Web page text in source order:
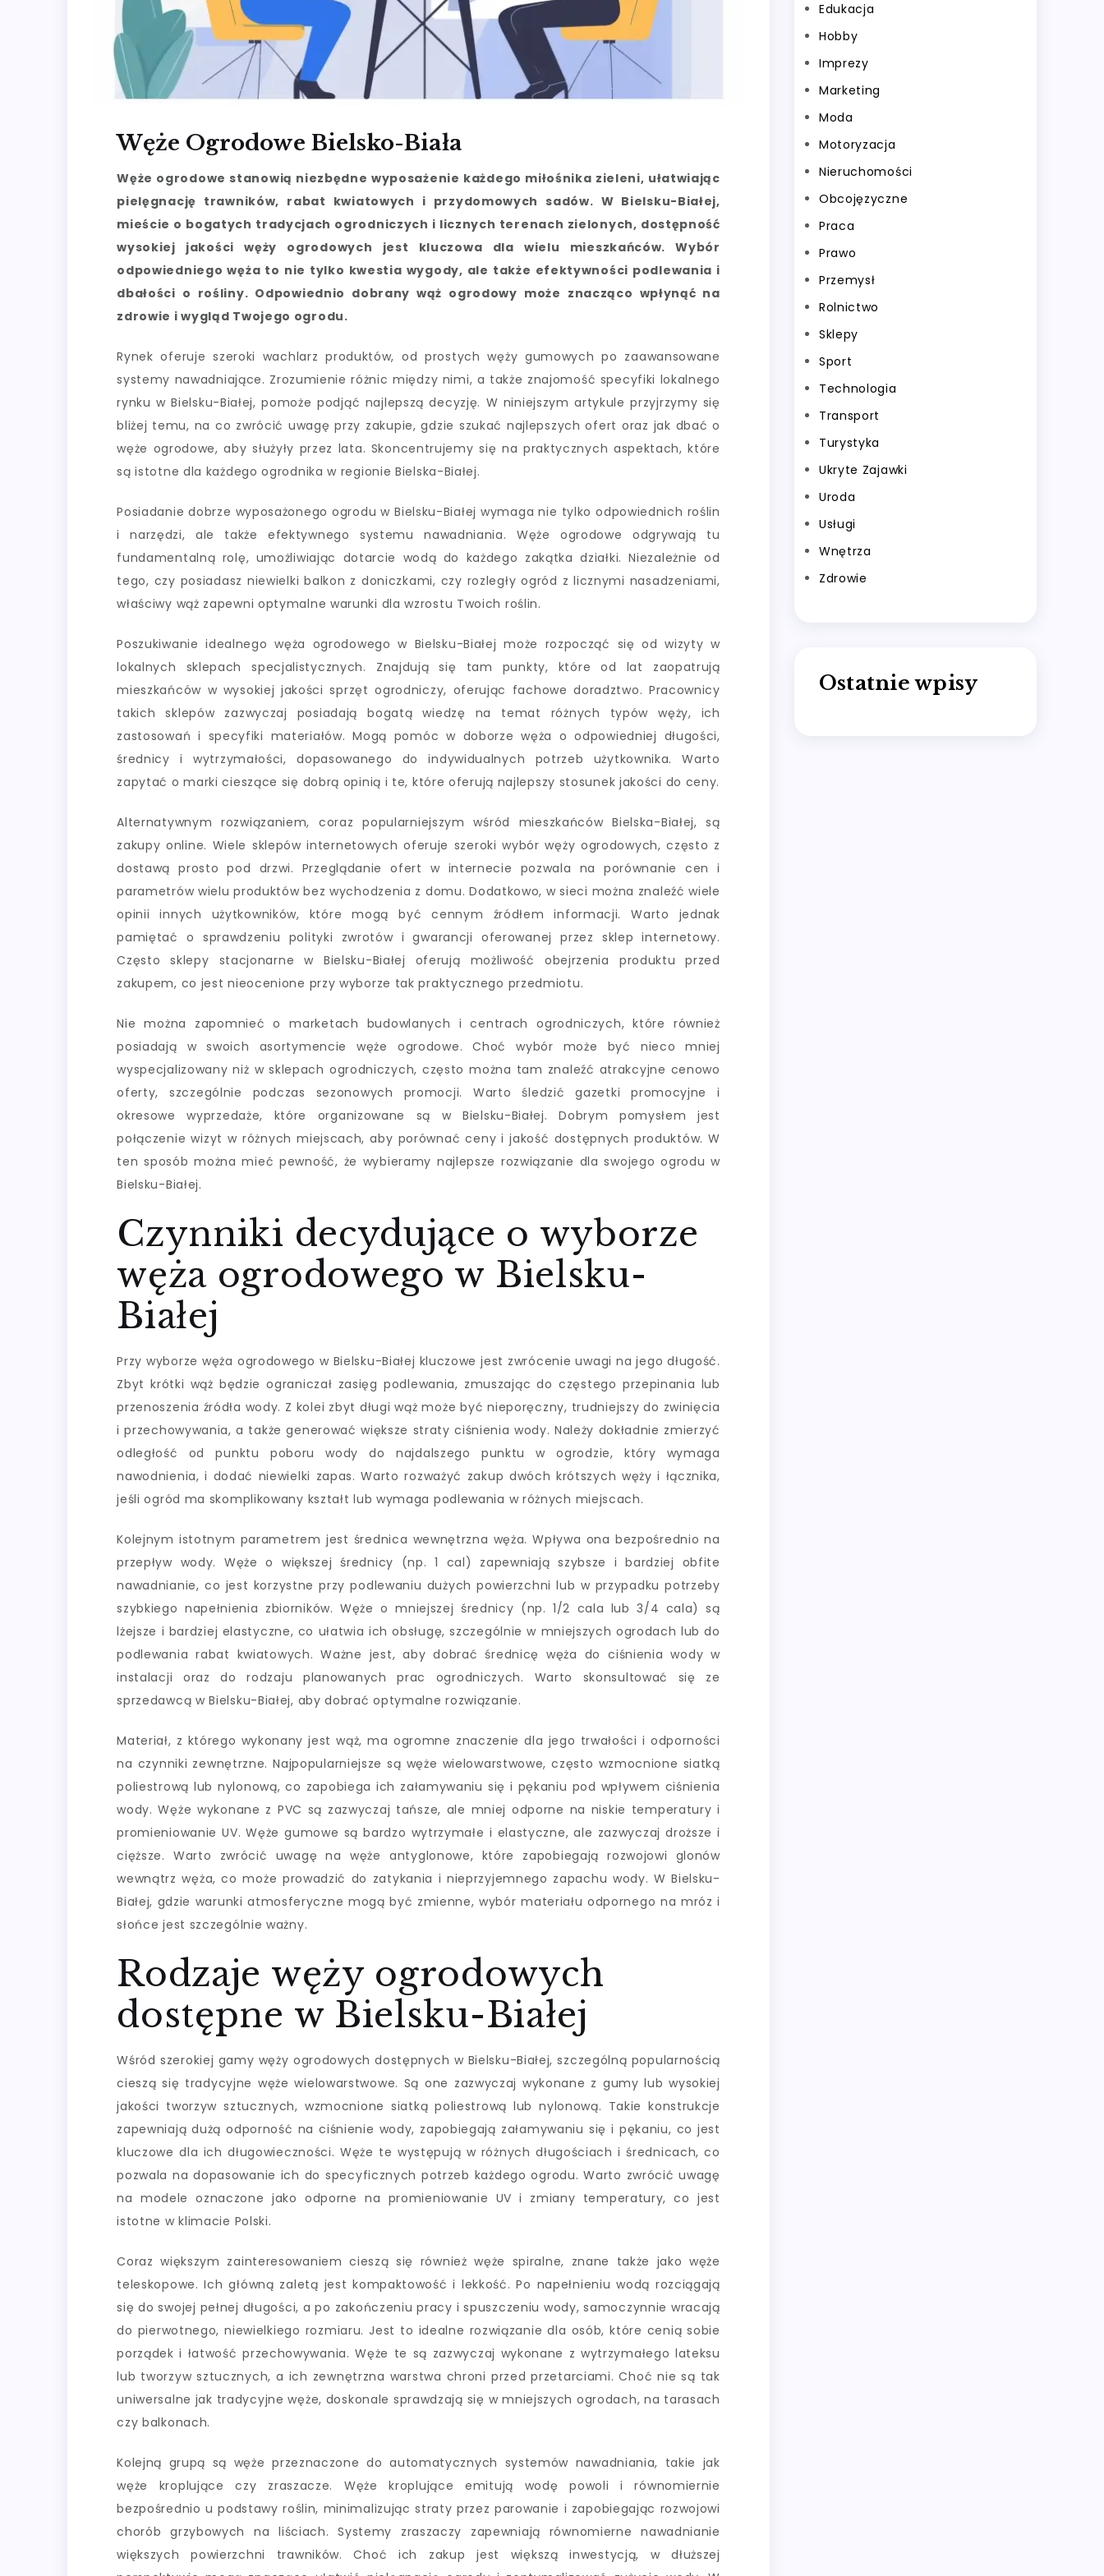
Węże Ogrodowe Bielsko-Biała
Węże ogrodowe stanowią niezbędne wyposażenie każdego miłośnika zieleni, ułatwiając
pielęgnację trawników, rabat kwiatowych i przydomowych sadów. W Bielsku-Białej,
mieście o bogatych tradycjach ogrodniczych i licznych terenach zielonych, dostępność
wysokiej jakości węży ogrodowych jest kluczowa dla wielu mieszkańców. Wybór
odpowiedniego węża to nie tylko kwestia wygody, ale także efektywności podlewania i
dbałości o rośliny. Odpowiednio dobrany wąż ogrodowy może znacząco wpłynąć na
zdrowie i wygląd Twojego ogrodu.
Rynek oferuje szeroki wachlarz produktów, od prostych węży gumowych po zaawansowane
systemy nawadniające. Zrozumienie różnic między nimi, a także znajomość specyfiki lokalnego
rynku w Bielsku-Białej, pomoże podjąć najlepszą decyzję. W niniejszym artykule przyjrzymy się
bliżej temu, na co zwrócić uwagę przy zakupie, gdzie szukać najlepszych ofert oraz jak dbać o
węże ogrodowe, aby służyły przez lata. Skoncentrujemy się na praktycznych aspektach, które
są istotne dla każdego ogrodnika w regionie Bielska-Białej.
Posiadanie dobrze wyposażonego ogrodu w Bielsku-Białej wymaga nie tylko odpowiednich roślin
i narzędzi, ale także efektywnego systemu nawadniania. Węże ogrodowe odgrywają tu
fundamentalną rolę, umożliwiając dotarcie wodą do każdego zakątka działki. Niezależnie od
tego, czy posiadasz niewielki balkon z doniczkami, czy rozległy ogród z licznymi nasadzeniami,
właściwy wąż zapewni optymalne warunki dla wzrostu Twoich roślin.
Poszukiwanie idealnego węża ogrodowego w Bielsku-Białej może rozpocząć się od wizyty w
lokalnych sklepach specjalistycznych. Znajdują się tam punkty, które od lat zaopatrują
mieszkańców w wysokiej jakości sprzęt ogrodniczy, oferując fachowe doradztwo. Pracownicy
takich sklepów zazwyczaj posiadają bogatą wiedzę na temat różnych typów węży, ich
zastosowań i specyfiki materiałów. Mogą pomóc w doborze węża o odpowiedniej długości,
średnicy i wytrzymałości, dopasowanego do indywidualnych potrzeb użytkownika. Warto
zapytać o marki cieszące się dobrą opinią i te, które oferują najlepszy stosunek jakości do ceny.
Alternatywnym rozwiązaniem, coraz popularniejszym wśród mieszkańców Bielska-Białej, są
zakupy online. Wiele sklepów internetowych oferuje szeroki wybór węży ogrodowych, często z
dostawą prosto pod drzwi. Przeglądanie ofert w internecie pozwala na porównanie cen i
parametrów wielu produktów bez wychodzenia z domu. Dodatkowo, w sieci można znaleźć wiele
opinii innych użytkowników, które mogą być cennym źródłem informacji. Warto jednak
pamiętać o sprawdzeniu polityki zwrotów i gwarancji oferowanej przez sklep internetowy.
Często sklepy stacjonarne w Bielsku-Białej oferują możliwość obejrzenia produktu przed
zakupem, co jest nieocenione przy wyborze tak praktycznego przedmiotu.
Nie można zapomnieć o marketach budowlanych i centrach ogrodniczych, które również
posiadają w swoich asortymencie węże ogrodowe. Choć wybór może być nieco mniej
wyspecjalizowany niż w sklepach ogrodniczych, często można tam znaleźć atrakcyjne cenowo
oferty, szczególnie podczas sezonowych promocji. Warto śledzić gazetki promocyjne i
okresowe wyprzedaże, które organizowane są w Bielsku-Białej. Dobrym pomysłem jest
połączenie wizyt w różnych miejscach, aby porównać ceny i jakość dostępnych produktów. W
ten sposób można mieć pewność, że wybieramy najlepsze rozwiązanie dla swojego ogrodu w
Bielsku-Białej.
Czynniki decydujące o wyborze
węża ogrodowego w Bielsku-
Białej
Przy wyborze węża ogrodowego w Bielsku-Białej kluczowe jest zwrócenie uwagi na jego długość.
Zbyt krótki wąż będzie ograniczał zasięg podlewania, zmuszając do częstego przepinania lub
przenoszenia źródła wody. Z kolei zbyt długi wąż może być nieporęczny, trudniejszy do zwinięcia
i przechowywania, a także generować większe straty ciśnienia wody. Należy dokładnie zmierzyć
odległość od punktu poboru wody do najdalszego punktu w ogrodzie, który wymaga
nawodnienia, i dodać niewielki zapas. Warto rozważyć zakup dwóch krótszych węży i łącznika,
jeśli ogród ma skomplikowany kształt lub wymaga podlewania w różnych miejscach.
Kolejnym istotnym parametrem jest średnica wewnętrzna węża. Wpływa ona bezpośrednio na
przepływ wody. Węże o większej średnicy (np. 1 cal) zapewniają szybsze i bardziej obfite
nawadnianie, co jest korzystne przy podlewaniu dużych powierzchni lub w przypadku potrzeby
szybkiego napełnienia zbiorników. Węże o mniejszej średnicy (np. 1/2 cala lub 3/4 cala) są
lżejsze i bardziej elastyczne, co ułatwia ich obsługę, szczególnie w mniejszych ogrodach lub do
podlewania rabat kwiatowych. Ważne jest, aby dobrać średnicę węża do ciśnienia wody w
instalacji oraz do rodzaju planowanych prac ogrodniczych. Warto skonsultować się ze
sprzedawcą w Bielsku-Białej, aby dobrać optymalne rozwiązanie.
Materiał, z którego wykonany jest wąż, ma ogromne znaczenie dla jego trwałości i odporności
na czynniki zewnętrzne. Najpopularniejsze są węże wielowarstwowe, często wzmocnione siatką
poliestrową lub nylonową, co zapobiega ich załamywaniu się i pękaniu pod wpływem ciśnienia
wody. Węże wykonane z PVC są zazwyczaj tańsze, ale mniej odporne na niskie temperatury i
promieniowanie UV. Węże gumowe są bardzo wytrzymałe i elastyczne, ale zazwyczaj droższe i
cięższe. Warto zwrócić uwagę na węże antyglonowe, które zapobiegają rozwojowi glonów
wewnątrz węża, co może prowadzić do zatykania i nieprzyjemnego zapachu wody. W Bielsku-
Białej, gdzie warunki atmosferyczne mogą być zmienne, wybór materiału odpornego na mróz i
słońce jest szczególnie ważny.
Rodzaje węży ogrodowych
dostępne w Bielsku-Białej
Wśród szerokiej gamy węży ogrodowych dostępnych w Bielsku-Białej, szczególną popularnością
cieszą się tradycyjne węże wielowarstwowe. Są one zazwyczaj wykonane z gumy lub wysokiej
jakości tworzyw sztucznych, wzmocnione siatką poliestrową lub nylonową. Takie konstrukcje
zapewniają dużą odporność na ciśnienie wody, zapobiegają załamywaniu się i pękaniu, co jest
kluczowe dla ich długowieczności. Węże te występują w różnych długościach i średnicach, co
pozwala na dopasowanie ich do specyficznych potrzeb każdego ogrodu. Warto zwrócić uwagę
na modele oznaczone jako odporne na promieniowanie UV i zmiany temperatury, co jest
istotne w klimacie Polski.
Coraz większym zainteresowaniem cieszą się również węże spiralne, znane także jako węże
teleskopowe. Ich główną zaletą jest kompaktowość i lekkość. Po napełnieniu wodą rozciągają
się do swojej pełnej długości, a po zakończeniu pracy i spuszczeniu wody, samoczynnie wracają
do pierwotnego, niewielkiego rozmiaru. Jest to idealne rozwiązanie dla osób, które cenią sobie
porządek i łatwość przechowywania. Węże te są zazwyczaj wykonane z wytrzymałego lateksu
lub tworzyw sztucznych, a ich zewnętrzna warstwa chroni przed przetarciami. Choć nie są tak
uniwersalne jak tradycyjne węże, doskonale sprawdzają się w mniejszych ogrodach, na tarasach
czy balkonach.
Kolejną grupą są węże przeznaczone do automatycznych systemów nawadniania, takie jak
węże kroplujące czy zraszacze. Węże kroplujące emitują wodę powoli i równomiernie
bezpośrednio u podstawy roślin, minimalizując straty przez parowanie i zapobiegając rozwojowi
chorób grzybowych na liściach. Systemy zraszaczy zapewniają równomierne nawadnianie
większych powierzchni trawników. Choć ich zakup jest większą inwestycją, w dłuższej
Edukacja
Hobby
Imprezy
Marketing
Moda
Motoryzacja
Nieruchomości
Obcojęzyczne
Praca
Prawo
Przemysł
Rolnictwo
Sklepy
Sport
Technologia
Transport
Turystyka
Ukryte Zajawki
Uroda
Usługi
Wnętrza
Zdrowie
Ostatnie wpisy